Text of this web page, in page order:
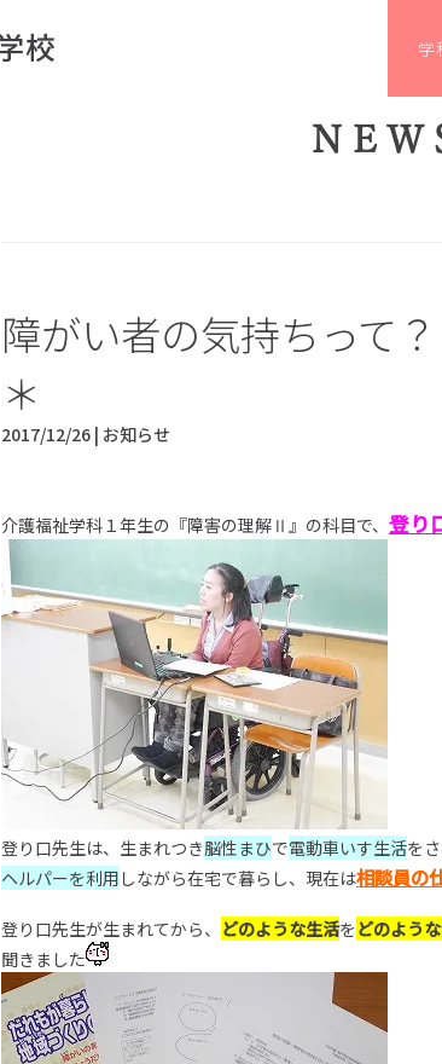
学
障がい者の気持ちって
＊
2017/12/26 | お知らせ
介護福祉学科１年生の『障害の理解Ⅱ』の科目で、 登り
登り口先生は、生まれつき脳性まひで電動車いす生活を
ヘルパーを利用 しながら在宅で暮らし、現在は相談員の
登り口先生が生まれてから、 どのような生活をどのような
聞きました